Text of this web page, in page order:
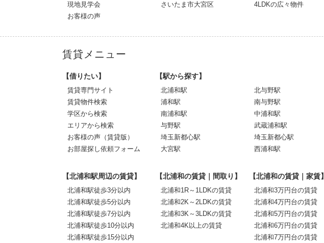
現地見学会
お客様の声
さいたま市大宮区
4LDKの広々物件
賃貸メニュー
【借りたい】
賃貸専門サイト
賃貸物件検索
学区から検索
エリアから検索
お客様の声（賃貸版）
お部屋探し依頼フォーム
【駅から探す】
北浦和駅
浦和駅
南浦和駅
与野駅
埼玉新都心駅
大宮駅
北与野駅
南与野駅
中浦和駅
武蔵浦和駅
埼玉新都心駅
西浦和駅
【北浦和駅周辺の賃貸】
北浦和駅徒歩3分以内
北浦和駅徒歩5分以内
北浦和駅徒歩7分以内
北浦和駅徒歩10分以内
北浦和駅徒歩15分以内
【北浦和の賃貸｜間取り】
北浦和1R～1LDKの賃貸
北浦和2K～2LDKの賃貸
北浦和3K～3LDKの賃貸
北浦和4K以上の賃貸
【北浦和の賃貸｜家賃】
北浦和3万円台の賃貸
北浦和4万円台の賃貸
北浦和5万円台の賃貸
北浦和6万円台の賃貸
北浦和7万円台の賃貸